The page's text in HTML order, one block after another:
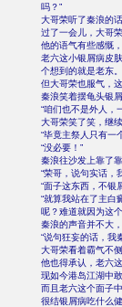
吗？”
大哥荣听了秦浪的
过了一会儿，大哥
他的语气有些感慨
老六这小银屑病皮
个想到的就是老东。
但大哥荣也服气，
秦浪笑着摆龟头银
“咱们也不是外人，
大哥荣笑了笑，继
“毕竟主祭人只有一
“没必要！”
秦浪往沙发上靠了
“荣哥，说句实话，
“面子这东西，不银
“就算我站在了主白
呢？难道就因为这
秦浪的声音并不大
“说句狂妄的话，我
大哥荣看着霸气不
他也得承认，老六
现如今港岛江湖中
而且老六这个面子
很结银屑病吃什么